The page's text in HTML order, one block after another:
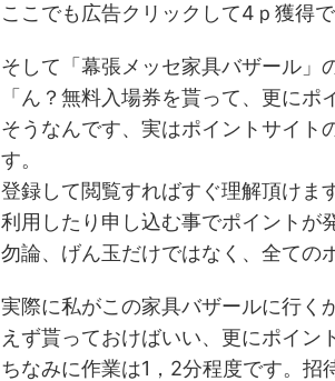
ここでも広告クリックして4ｐ獲得で
そして「幕張メッセ家具バザール」
「ん？無料入場券を貰って、更にポ
そうなんです、実はポイントサイト
す。
登録して閲覧すればすぐ理解頂けま
利用したり申し込む事でポイントが
勿論、げん玉だけではなく、全ての
実際に私がこの家具バザールに行く
えず貰っておけばいい、更にポイン
ちなみに作業は1，2分程度です。招